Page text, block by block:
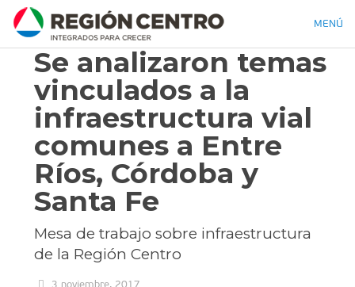
MENÚ
Se analizaron temas
vinculados a la
infraestructura vial
comunes a Entre
Ríos, Córdoba y
Santa Fe
Mesa de trabajo sobre infraestructura
de la Región Centro
3 noviembre, 2017